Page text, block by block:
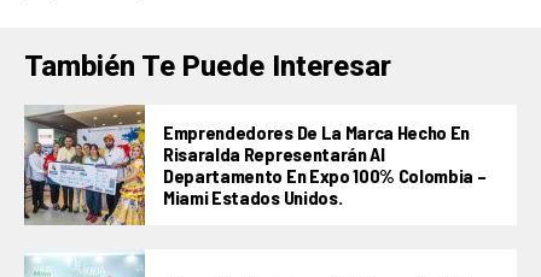
También Te Puede Interesar
Emprendedores De La Marca Hecho En
Risaralda Representarán Al
Departamento En Expo 100% Colombia –
Miami Estados Unidos.